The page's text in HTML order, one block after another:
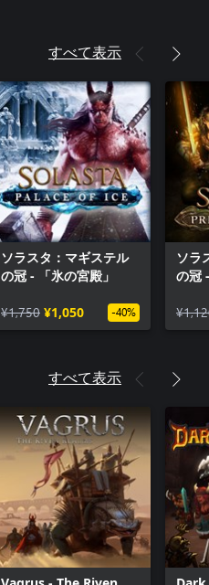
すべて表示
ソラスタ：マギステル
の冠 - 「氷の宮殿」
¥1,750 ¥1,050 -40%
ソラ
の冠
すべて表示